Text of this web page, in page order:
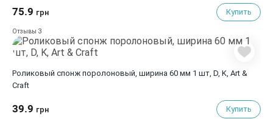
75.9 грн Купить
Отзывы 3
Роликовый спонж поролоновый, ширина 60 мм 1 шт, D, K, Art &
Сraft
39.9 грн Купить